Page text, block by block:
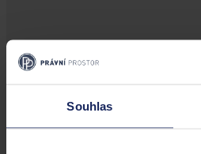
Souhlas
Novela prováděcí
veřejném zdravotním